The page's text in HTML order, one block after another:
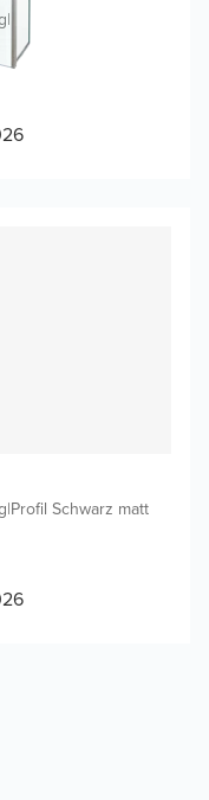
|
|Profil Schwarz matt